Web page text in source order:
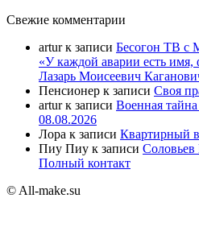
Свежие комментарии
arturк записи Бесогон ТВ с
«У каждой аварии есть
Лазарь Моисеевич
Пенсионер к записи Своя
arturк записи Военная
08.08.2026
Лора к записи Квартирный
Пиу Пиу к записи
Полный контакт
© All-make.su